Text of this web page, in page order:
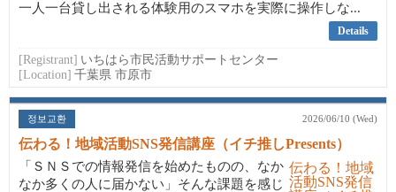
一人一台貸し出される体験用のスマホを実際に操作しな...
Details
[Registrant] いちはら市民活動サポートセンター
[Location] 千葉県 市原市
정보교환 2026/06/10 (Wed)
伝わる！地域活動SNS発信講座（イチ推しPresents）
「ＳＮＳでの情報発信を始めたものの、なか
なか多くの人に届かない」そんな課題を感じ